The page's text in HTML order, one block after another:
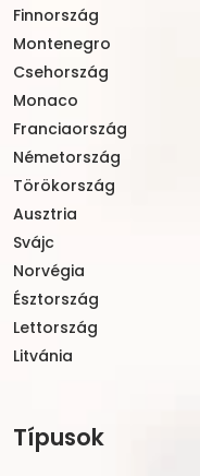
Finnország
Montenegro
Csehország
Monaco
Franciaország
Németország
Törökország
Ausztria
Svájc
Norvégia
Észtország
Lettország
Litvánia
Típusok